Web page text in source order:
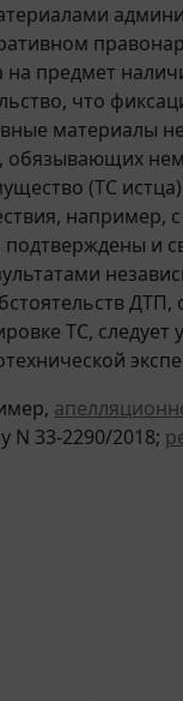
предмет
что
материалы
(ТС
и
ТС,
N 33-2290/2018;